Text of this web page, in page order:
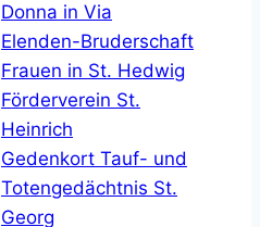
Donna in Via
Elenden-Bruderschaft
Frauen in St. Hedwig
Förderverein St.
Heinrich
Gedenkort Tauf- und
Totengedächtnis St.
Georg